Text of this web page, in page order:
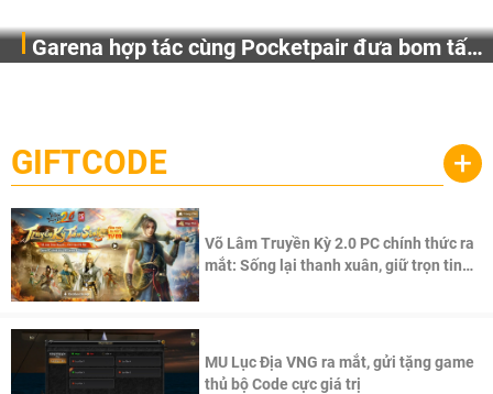
Garena hợp tác cùng Pocketpair đưa bom tấn
cầu, theo giấy phép chính thức từ công ty game Nhật Bản
Pocketpair, Inc.
GIFTCODE +
Võ Lâm Truyền Kỳ 2.0 PC chính thức ra
mắt: Sống lại thanh xuân, giữ trọn tinh
MU Lục Địa VNG ra mắt, gửi tặng game
thủ bộ Code cực giá trị